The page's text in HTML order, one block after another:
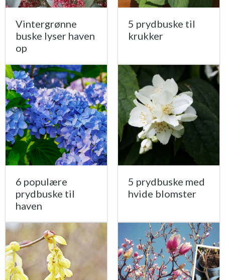
Vintergrønne
buske lyser haven
op
5 prydbuske til
krukker
6 populære
prydbuske til
haven
5 prydbuske med
hvide blomster